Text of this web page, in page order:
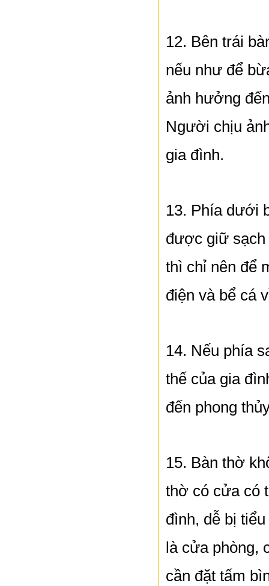
12. Bên trái
nếu như để
ảnh hưởng
Người chịu
gia đình.
13. Phía dưới
được giữ sạch
thì chỉ nên để
điện và bể cá
14. Nếu phía
thế của gia
đến phong
15. Bàn thờ
thờ có cửa có
đình, dễ bị
là cửa phòng,
cần đặt tấm